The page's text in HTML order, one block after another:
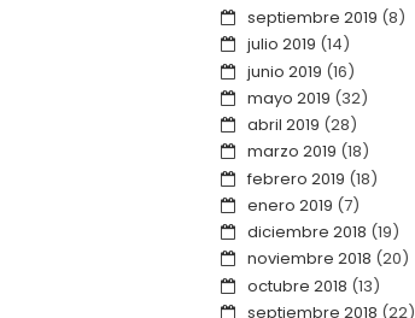
septiembre 2019 (8)
julio 2019 (14)
junio 2019 (16)
mayo 2019 (32)
abril 2019 (28)
marzo 2019 (18)
febrero 2019 (18)
enero 2019 (7)
diciembre 2018 (19)
noviembre 2018 (20)
octubre 2018 (13)
septiembre 2018 (22)